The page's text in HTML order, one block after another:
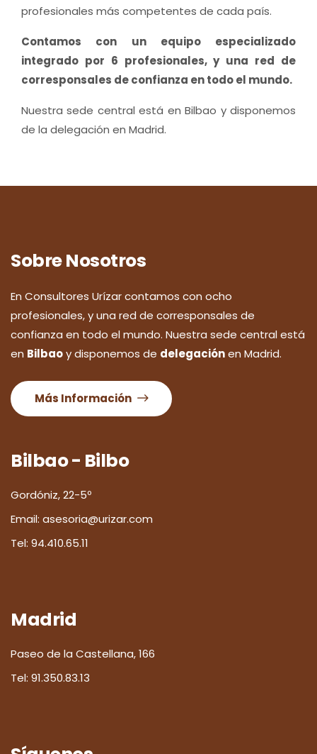
profesionales más competentes de cada país.
Contamos con un equipo especializado
integrado por 6 profesionales, y una red de
corresponsales de confianza en todo el mundo.
Nuestra sede central está en Bilbao y disponemos
de la delegación en Madrid.
Sobre Nosotros
En Consultores Urízar contamos con ocho
profesionales, y una red de corresponsales de
confianza en todo el mundo. Nuestra sede central está
en Bilbaoy disponemos de delegaciónen Madrid.
Más Información
Bilbao - Bilbo
Gordóniz, 22-5º
Email: asesoria@urizar.com
Tel: 94.410.65.11
Madrid
Paseo de la Castellana, 166
Tel: 91.350.83.13